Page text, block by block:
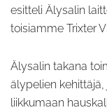
esitteli Älysalin
toisiamme Trixter
Älysalin takana
älypelien
liikkumaan